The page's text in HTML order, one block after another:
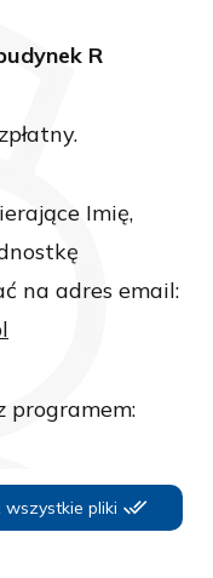
R
Imię,
na adres email:
programem:
wszystkie pliki